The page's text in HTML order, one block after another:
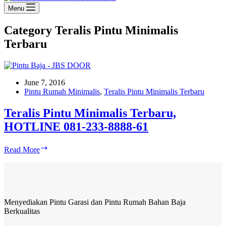
Menu
Category Teralis Pintu Minimalis
Terbaru
June 7, 2016
Pintu Rumah Minimalis, Teralis Pintu Minimalis Terbaru
Teralis Pintu Minimalis Terbaru,
HOTLINE 081-233-8888-61
Read More
233-
Menyediakan Pintu Garasi dan Pintu Rumah Bahan Baja
Berkualitas